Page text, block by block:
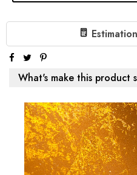
1 X TABLE BASSE ARTISANALE
PLATEAU AGATE AMOVIBLE:
What's make this product